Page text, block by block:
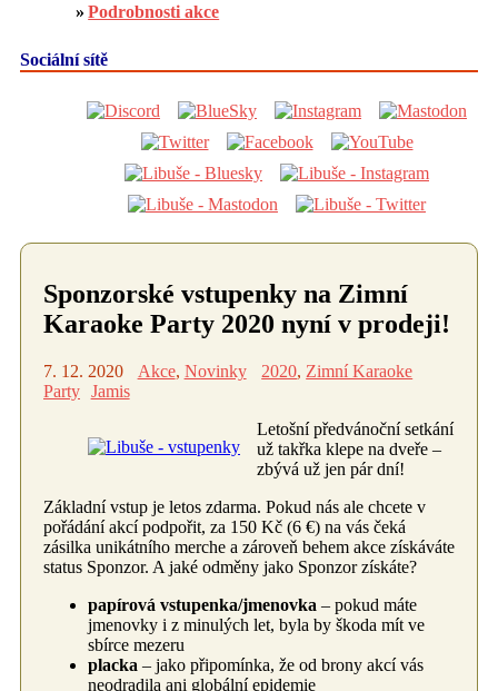
Sponzorské vstupenky na Zimní
Karaoke Party 2020 nyní v prodeji!
7. 12. 2020 Akce, Novinky 2020, Zimní Karaoke
Party Jamis
Letošní předvánoční setkání
už takřka klepe na dveře –
zbývá už jen pár dní!
Základní vstup je letos zdarma. Pokud nás ale chcete v
pořádání akcí podpořit, za 150 Kč (6 €) na vás čeká
zásilka unikátního merche a zároveň behem akce získáváte
status Sponzor. A jaké odměny jako Sponzor získáte?
papírová vstupenka/jmenovka – pokud máte
jmenovky i z minulých let, byla by škoda mít ve
sbírce mezeru
placka – jako připomínka, že od brony akcí vás
neodradila ani globální epidemie
Podrobnosti akce
Sociální sítě